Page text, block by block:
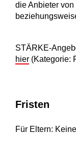
die Anbieter
STÄRKE-
hier (Kategorie:
Fristen
Für Eltern: Keine